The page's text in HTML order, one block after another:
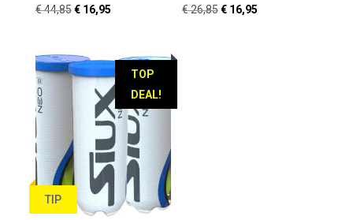
€44,85 Oorspronkelijke
€ 44,85.
€16,95Huidige
€ 16,95.
€26,85Oorspronkelijke
€ 16,95
TOP
DEAL!
TIP